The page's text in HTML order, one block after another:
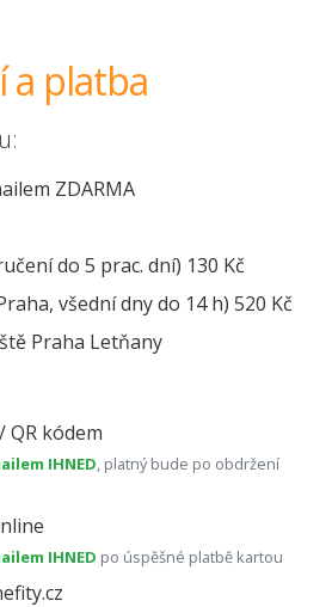
platba
ZDARMA
do 5 prac. dní) 130 Kč
všední dny do 14 h) 520 Kč
Praha Letňany
QR kódem
IHNED, platný bude po obdržení
IHNED po úspěšné platbě kartou